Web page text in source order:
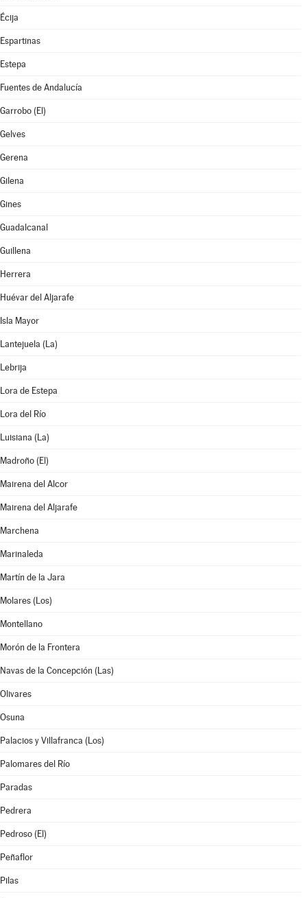
Écija
Espartinas
Estepa
Fuentes de Andalucía
Garrobo (El)
Gelves
Gerena
Gilena
Gines
Guadalcanal
Guillena
Herrera
Huévar del Aljarafe
Isla Mayor
Lantejuela (La)
Lebrija
Lora de Estepa
Lora del Río
Luisiana (La)
Madroño (El)
Mairena del Alcor
Mairena del Aljarafe
Marchena
Marinaleda
Martín de la Jara
Molares (Los)
Montellano
Morón de la Frontera
Navas de la Concepción (Las)
Olivares
Osuna
Palacios y Villafranca (Los)
Palomares del Río
Paradas
Pedrera
Pedroso (El)
Peñaflor
Pilas